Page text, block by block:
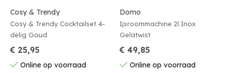
Cosy & Trendy
Cosy & Trendy Cocktailset 4-
delig Goud
€ 25,95
Online op voorraad
Domo
Ijsroommachine 2l Inox
Gelatwist
€ 49,85
Online op voorraad